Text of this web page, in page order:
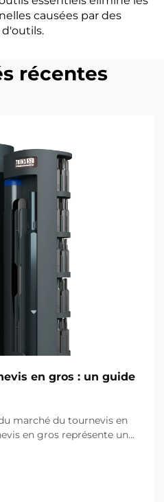
causées par des
récentes
en gros : un guide
marché du tournevis en
en gros représente un
de construction. Avec la